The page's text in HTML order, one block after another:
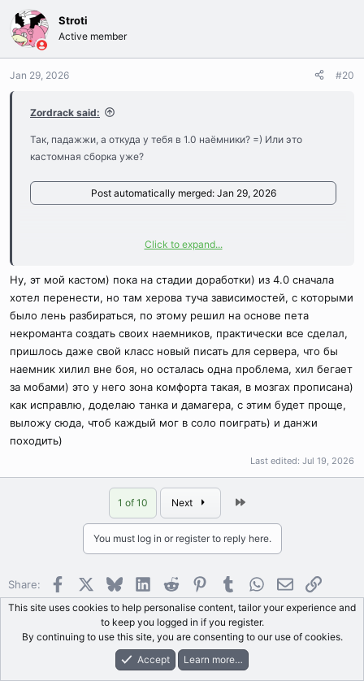
Stroti
Active member
Jan 29, 2026 #20
Zordrack said:
Так, падажжи, а откуда у тебя в 1.0 наёмники? =) Или это
кастомная сборка уже?
Post automatically merged: Jan 29, 2026
Dockerized v1.0 server files by spirtumи я там ловил всякие баги
в том числе из-за Dubeu-режима. Например, шард в Debug
тупо периодиески зависает при смерти Скелета у Некра. А
карты я докидывал уже в релизную сборку и всё работает без
проблем, потому и подумал, что, возможно, тут похожая
история
Click to expand...
Ну, эт мой кастом) пока на стадии доработки) из 4.0 сначала
хотел перенести, но там херова туча зависимостей, с которыми
было лень разбираться, по этому решил на основе пета
некроманта создать своих наемников, практически все сделал,
пришлось даже свой класс новый писать для сервера, что бы
наемник хилил вне боя, но осталась одна проблема, хил бегает
за мобами) это у него зона комфорта такая, в мозгах прописана)
как исправлю, доделаю танка и дамагера, с этим будет проще,
выложу сюда, чтоб каждый мог в соло поиграть) и данжи
походить)
Last edited: Jul 19, 2026
1 of 10 Next Last
You must log in or register to reply here.
Share: Facebook BlueskyLinkedInReddit PinterestTumblrWhatsApp
EmailLink
English Section Guides Version 1.1
What's New Log In Register
This site uses cookies to help personalise content, tailor your experience and
to keep you logged in if you register.
By continuing to use this site, you are consenting to our use of cookies.
Accept
Learn more…